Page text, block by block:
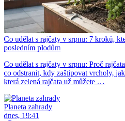
Co udělat s rajčaty v srpnu: 7 kroků,
posledním plodům
Co udělat s rajčaty v srpnu: Proč
co odstranit, kdy zaštipovat vrcholy,
která zelená rajčata už můžete …
Planeta zahrady
dnes, 19:41